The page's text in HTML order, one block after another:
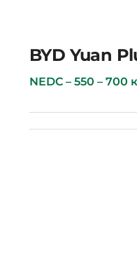
BYD Yuan
NEDC – 550 – 700